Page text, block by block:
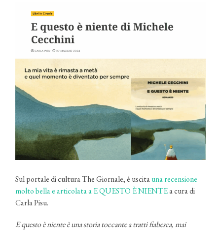
Sul portale di cultura The Giornale, è uscitauna recensione
molto bella e articolata a E QUESTO È NIENTEa cura di
Carla Pisu.
E questo è niente è una storia toccante a tratti fiabesca, mai